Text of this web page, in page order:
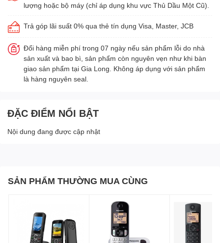
lượng hoặc bộ máy (chỉ áp dụng khu vực Thủ Dầu Một Cũ).
Trả góp lãi suất 0% qua thẻ tín dụng Visa, Master, JCB
Đổi hàng miễn phí trong 07 ngày nếu sản phẩm lỗi do nhà
sản xuất và bao bì, sản phẩm còn nguyên vẹn như khi bàn
giao sản phẩm tại Gia Long. Không áp dụng với sản phẩm
là hàng nguyên seal.
ĐẶC ĐIỂM NỔI BẬT
Nội dung đang được cập nhật
SẢN PHẨM THƯỜNG MUA CÙNG